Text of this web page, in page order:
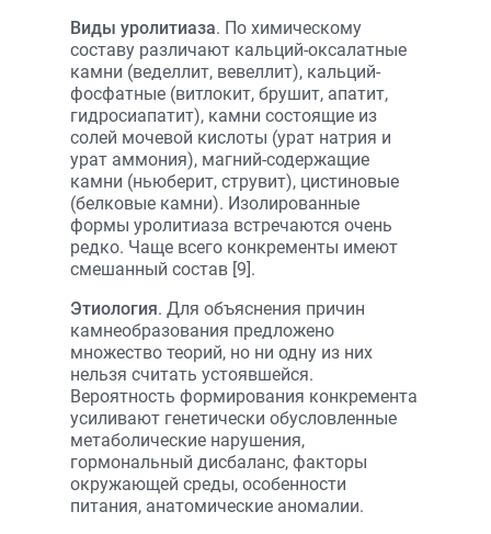
Виды уролитиаза. По химическому
составу различают кальций-оксалатные
камни (веделлит, вевеллит), кальций-
фосфатные (витлокит, брушит, апатит,
гидросиапатит), камни состоящие из
солей мочевой кислоты (урат натрия и
урат аммония), магний-содержащие
камни (ньюберит, струвит), цистиновые
(белковые камни). Изолированные
формы уролитиаза встречаются очень
редко. Чаще всего конкременты имеют
смешанный состав [9].
Этиология. Для объяснения причин
камнеобразования предложено
множество теорий, но ни одну из них
нельзя считать устоявшейся.
Вероятность формирования конкремента
усиливают генетически обусловленные
метаболические нарушения,
гормональный дисбаланс, факторы
окружающей среды, особенности
питания, анатомические аномалии.